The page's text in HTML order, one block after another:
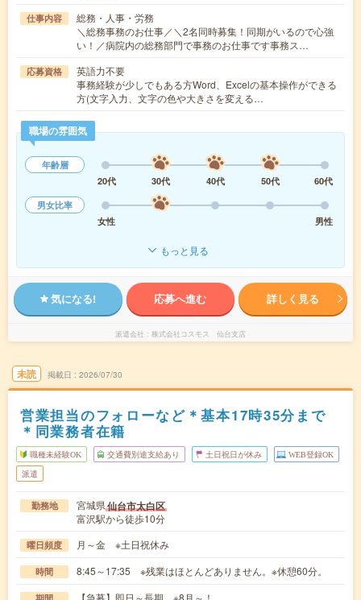
仕事内容
総務・人事・労務
＼総務事務のお仕事／＼2名同時募集！同期がいるので心強
い！／病院内の総務部門で事務のお仕事です事務ス…
応募資格
英語力不要
事務経験が少しでもある方Word、Excelの基本操作ができる
方(文字入力、文字の色や大きさを変える…
職場の雰囲気
年齢層
20代
30代 40代 50代
60代
男女比率
女性
男性
もっと見る
気になる! 応募へ進む 詳しく見る
派遣会社 株式会社コスモス 仙台支店
未読 掲載日 2026/07/30
営業担当のフォローなど＊基本17時35分まで
＊同業務者在籍
職種未経験OK 交通費別途支給あり 土日祝日が休み WEB登録OK
派遣
勤務地 宮城県仙台市太白区
富沢駅から徒歩10分
曜日頻度 月～金 ※土日祝休み
時間 8:45～17:35 ※残業はほとんどありません。※休憩60分。